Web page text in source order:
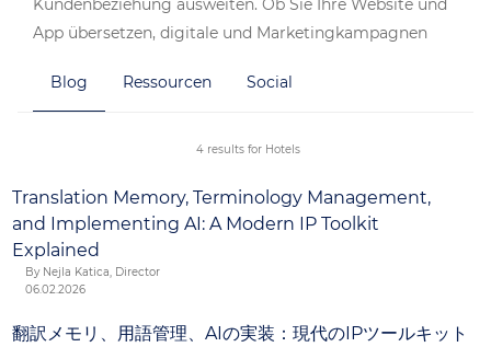
Kundenbeziehung ausweiten. Ob Sie Ihre Website und
App übersetzen, digitale und Marketingkampagnen
schulen oder Ihr Callcenter-Angebot auf neue Sprachen
ausweiten möchten: Wir bieten Ihnen die
Sprachdienstleistungen, die Sie brauchen, oder auch
Blog Ressourcen Social
4 results for Hotels
Translation Memory, Terminology Management,
and Implementing AI: A Modern IP Toolkit
Explained
By Nejla Katica, Director
06.02.2026
翻訳メモリ、用語管理、AIの実装：現代のIPツールキット